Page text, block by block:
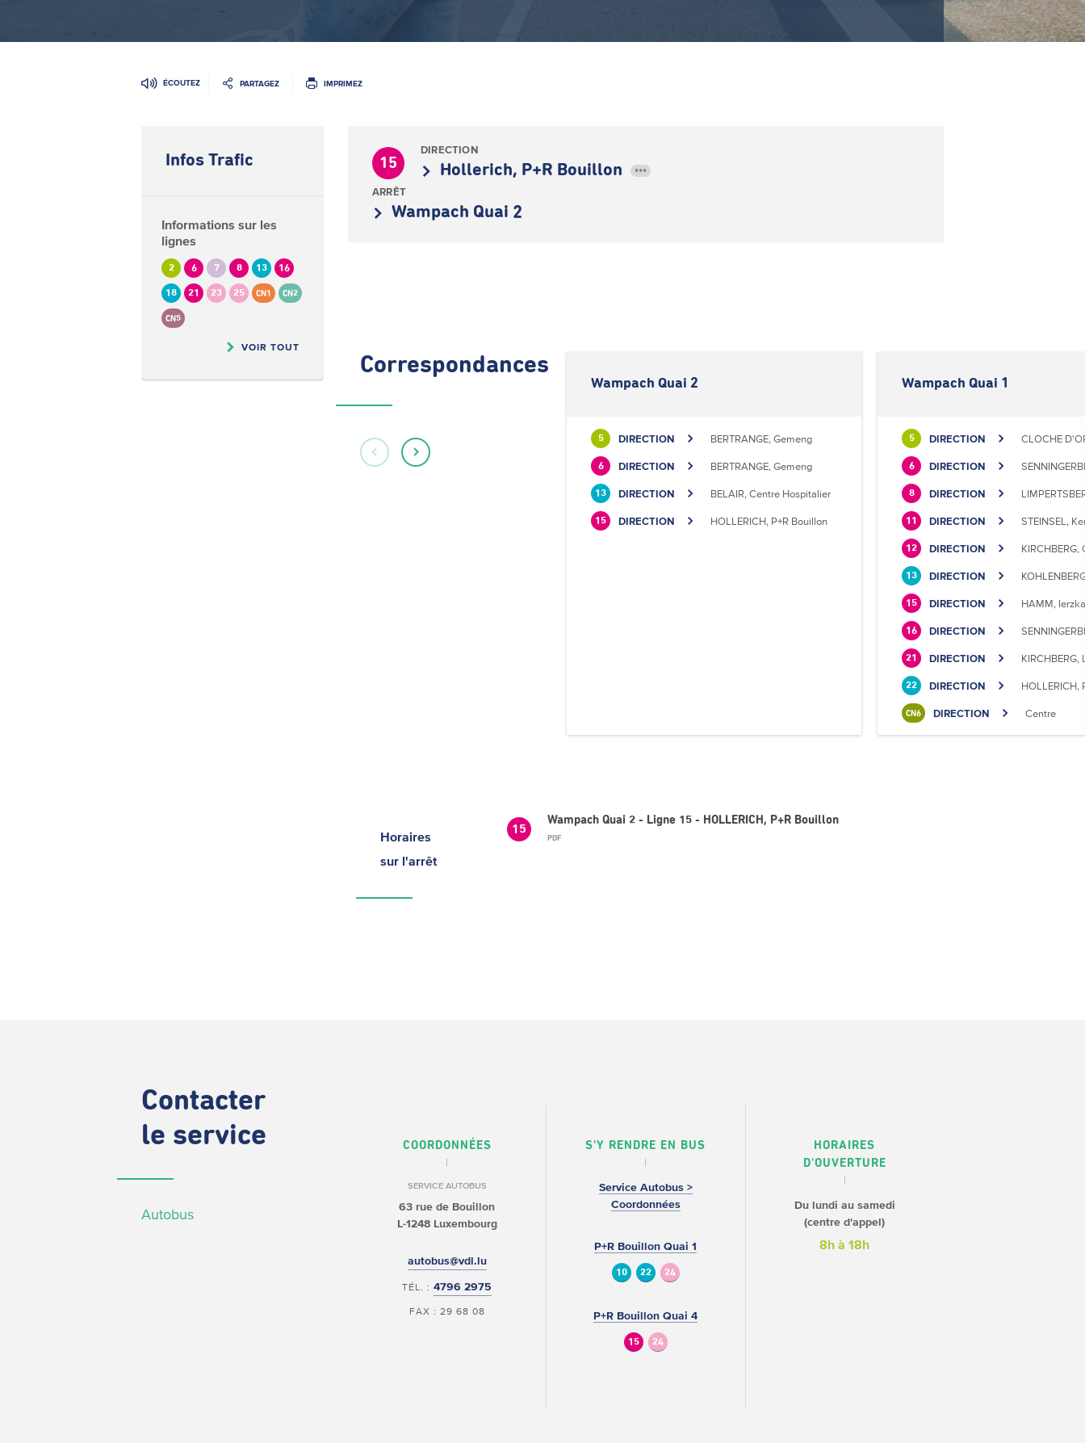
ÉCOUTEZ PARTAGEZ IMPRIMEZ
Infos Trafic
Informations sur les
lignes
2 6 7 8 13 16
18 21 23 25 CN1 CN2
CN5
VOIR TOUT
15
DIRECTION
Hollerich, P+R Bouillon •••
ARRÊT
Wampach Quai 2
Correspondances
Wampach Quai 2
5 DIRECTION BERTRANGE, Gemeng
6 DIRECTION BERTRANGE, Gemeng
13 DIRECTION BELAIR, Centre Hospitalier
15 DIRECTION HOLLERICH, P+R Bouillon
Wampach Quai 1
5 DIRECTION CLOCHE
6 DIRECTION
8 DIRECTION
11 DIRECTION STEINSEL,
12 DIRECTION
13 DIRECTION
15 DIRECTION HAMM,
16 DIRECTION
21 DIRECTION
22 DIRECTION HOLLERICH,
CN6 DIRECTION Centre
Horaires
sur l'arrêt
15
Wampach Quai 2 - Ligne 15 - HOLLERICH, P+R Bouillon
PDF
Contacter
le service
Autobus
COORDONNÉES
SERVICE AUTOBUS
63 rue de Bouillon
L-1248 Luxembourg
autobus@vdl.lu
TÉL. :4796 2975
FAX : 29 68 08
S'Y RENDRE EN BUS
Service Autobus >
Coordonnées
P+R Bouillon Quai 1
10 22 24
P+R Bouillon Quai 4
15 24
HORAIRES
D'OUVERTURE
Du lundi au samedi
(centre d'appel)
8h à 18h